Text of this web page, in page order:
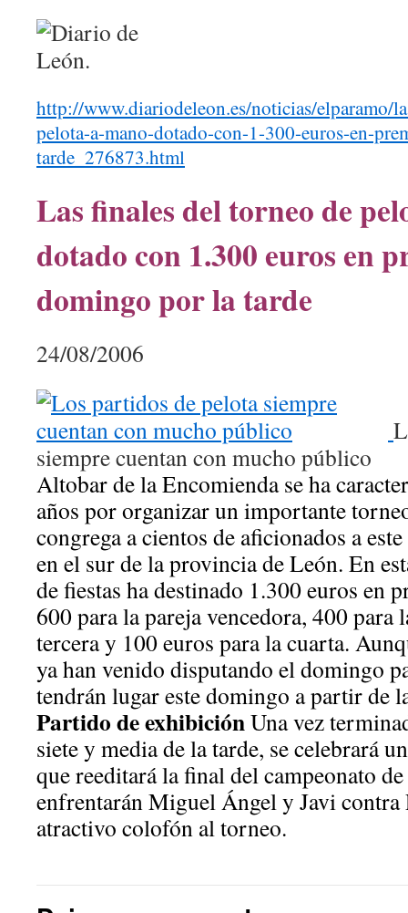
http://www.diariodeleon.es/noticias/elparamo/
pelota-a-mano-dotado-con-1-300-euros-en-
tarde_276873.html
Las finales del torneo de
dotado con 1.300 euros en
domingo por la tarde
24/08/2006
siempre cuentan con mucho público
Altobar de la Encomienda se ha
años por organizar un importante
congrega a cientos de aficionados a
en el sur de la provincia de León. En
de fiestas ha destinado 1.300 euros en
600 para la pareja vencedora, 400 para
tercera y 100 euros para la cuarta.
ya han venido disputando el domingo
tendrán lugar este domingo a partir de
Partido de exhibiciónUna vez
siete y media de la tarde, se celebrará
que reeditará la final del campeonato
enfrentarán Miguel Ángel y Javi contra
atractivo colofón al torneo.